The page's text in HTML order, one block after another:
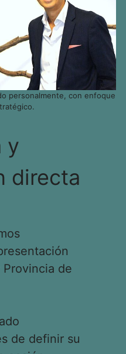
personalmente, con enfoque
y
directa
de
de definir su